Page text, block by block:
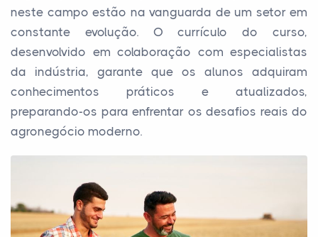
neste campo estão na vanguarda de um setor em
constante evolução. O currículo do curso,
desenvolvido em colaboração com especialistas
da indústria, garante que os alunos adquiram
conhecimentos práticos e atualizados,
preparando-os para enfrentar os desafios reais do
agronegócio moderno.